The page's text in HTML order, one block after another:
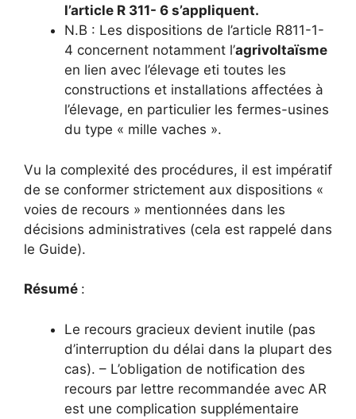
l’article R 311- 6 s’appliquent.
N.B : Les dispositions de l’article R811-1-
4 concernent notamment l’agrivoltaïsme
en lien avec l’élevage eti toutes les
constructions et installations affectées à
l’élevage, en particulier les fermes-usines
du type « mille vaches ».
Vu la complexité des procédures, il est impératif
de se conformer strictement aux dispositions «
voies de recours » mentionnées dans les
décisions administratives (cela est rappelé dans
le Guide).
Résumé :
Le recours gracieux devient inutile (pas
d’interruption du délai dans la plupart des
cas). – L’obligation de notification des
recours par lettre recommandée avec AR
est une complication supplémentaire